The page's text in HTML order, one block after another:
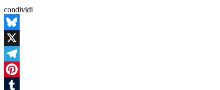
condividi
Bluesky
X
Telegram
Pinterest